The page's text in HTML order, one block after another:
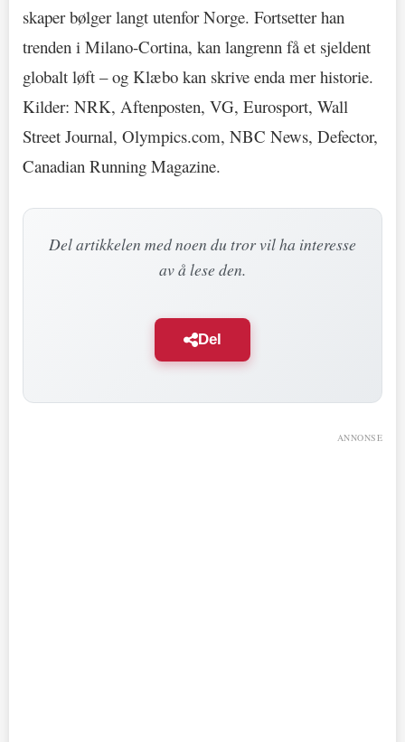
skaper bølger langt utenfor Norge. Fortsetter han
trenden i Milano-Cortina, kan langrenn få et sjeldent
globalt løft – og Klæbo kan skrive enda mer historie.
Kilder: NRK, Aftenposten, VG, Eurosport, Wall
Street Journal, Olympics.com, NBC News, Defector,
Canadian Running Magazine.
Del artikkelen med noen du tror vil ha interesse
av å lese den.
Del
ANNONSE